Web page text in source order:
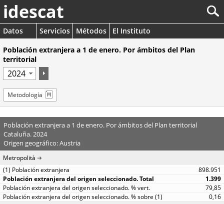
idescat
Datos Servicios Métodos
El Instituto
Población extranjera a 1 de enero. Por ámbitos del Plan
territorial
Metodología
Población extranjera a 1 de enero. Por ámbitos del Plan territorial
Cataluña. 2024
Origen geográfico: Austria
Metropolità
898.951
1.399
79,85
0,16